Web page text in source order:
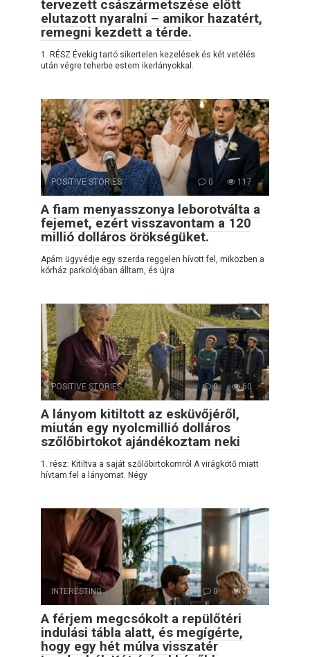
tervezett császármetszése előtt
elutazott nyaralni – amikor hazatért,
remegni kezdett a térde.
1. RÉSZ Évekig tartó sikertelen kezelések és két vetélés
után végre teherbe estem ikerlányokkal.
POSITIVE STORIES 0 117
A fiam menyasszonya leborotválta a
fejemet, ezért visszavontam a 120
millió dolláros örökségüket.
Apám ügyvédje egy szerda reggelen hívott fel, miközben a
kórház parkolójában álltam, és újra
POSITIVE STORIES 0 60
A lányom kitiltott az esküvőjéről,
miután egy nyolcmillió dolláros
szőlőbirtokot ajándékoztam neki
1. rész: Kitiltva a saját szőlőbirtokomról A virágkötő miatt
hívtam fel a lányomat. Négy
INTERESTING 0 78
A férjem megcsókolt a repülőtéri
indulási tábla alatt, és megígérte,
hogy egy hét múlva visszatér